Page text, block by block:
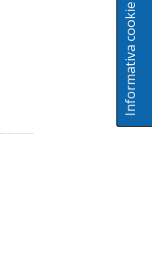
Informativa cookie